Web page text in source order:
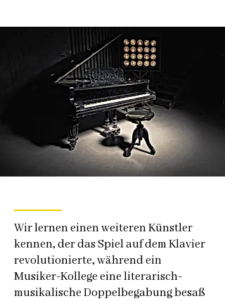
Wir lernen einen weiteren Künstler
kennen, der das Spiel auf dem Klavier
revolutionierte, während ein
Musiker-Kollege eine literarisch-
musikalische Doppelbegabung besaß